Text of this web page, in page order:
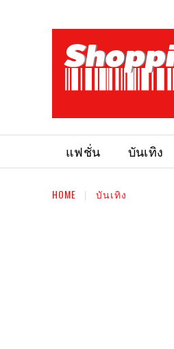
แฟชั่น บันเทิง
HOME บันเทิง